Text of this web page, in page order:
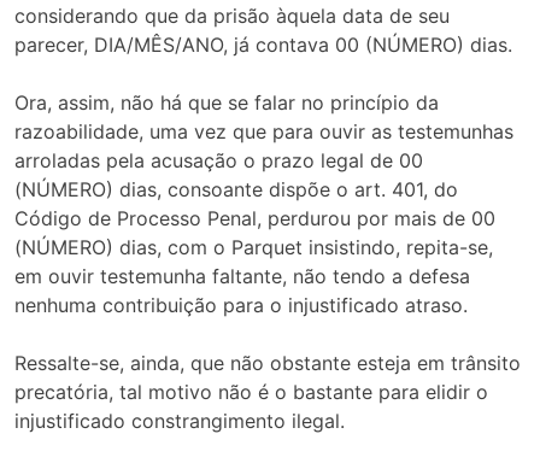
considerando que da prisão àquela data de seu
parecer, DIA/MÊS/ANO, já contava 00 (NÚMERO) dias.
Ora, assim, não há que se falar no princípio da
razoabilidade, uma vez que para ouvir as testemunhas
arroladas pela acusação o prazo legal de 00
(NÚMERO) dias, consoante dispõe o art. 401, do
Código de Processo Penal, perdurou por mais de 00
(NÚMERO) dias, com o Parquet insistindo, repita-se,
em ouvir testemunha faltante, não tendo a defesa
nenhuma contribuição para o injustificado atraso.
Ressalte-se, ainda, que não obstante esteja em trânsito
precatória, tal motivo não é o bastante para elidir o
injustificado constrangimento ilegal.